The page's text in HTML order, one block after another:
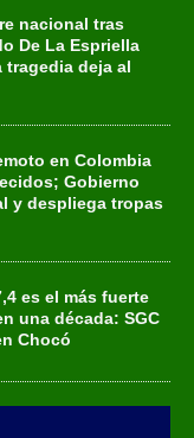
nacional tras
De La Espriella
tragedia deja al
en Colombia
Gobierno
y despliega tropas
es el más fuerte
una década: SGC
Chocó